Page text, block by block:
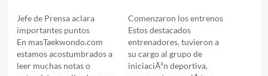
Jefe de Prensa aclara
importantes puntos
En masTaekwondo.com
estamos acostumbrados a
leer muchas notas o
Comenzaron los entrenos
Estos destacados
entrenadores, tuvieron a
su cargo al grupo de
iniciaciÃ³n deportiva,